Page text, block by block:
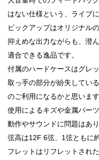
はない仕様という、ライブ
ピックアップはオリジナル
抑えめな出力ながらも、澄
適合できる逸品です。
付属のハードケースはグレッ
取っ手の部分が紛失してい
のご利用になるかと思います
使用によるキズや金属パー
動作やサウンドに問題はあり
弦高は12F 6弦、1弦ともに
フレットはリフレットされ